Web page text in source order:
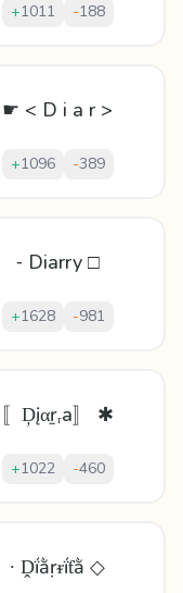
+1011 -188
☛ < D i a r >
+1096 -389
⁃ Diarry □
+1628 -981
〚Ḑįαṟᵣa〛 ✱
+1022 -460
∙ Ḓḯằṛᵲḯƭằ ◇